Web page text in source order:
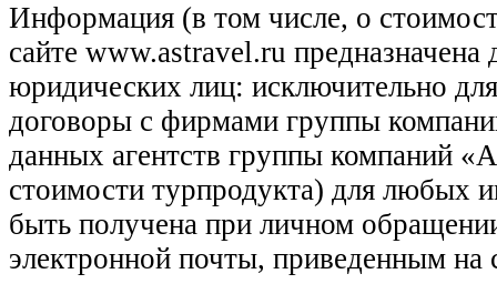
Информация (в том числе, о
сайте www.astravel.ru предназначена
юридических лиц: исключительно
договоры с фирмами группы
данных агентств группы компаний
стоимости турпродукта) для любых
быть получена при личном
электронной почты, приведенным на